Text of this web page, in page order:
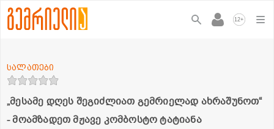
12+
„მესამე დღეს შეგიძლიათ გემრიელად ახრაშუნოთ“
- მოამზადეთ მჟავე კომბოსტო ტატიანა
სალათები